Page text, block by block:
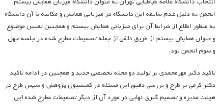
انجمن به دلیل عدم سابقه این دانشگاه در میزبانی همایش و مکاتبه با آن دانشگاه
به منظور اطلاع از شرایط آن برای میزبانی همایش بیستم و همچنین تعیین موضوع
و عنوان همایش بیستم از طریق دلفی از جمله تصمیمات مطرح شده در جلسه چهل
و سوم انجمن بود.
تاکید دکتر مهرمحمدی بر تولید دو مجله تخصصی جدید و همچنین در ادامه تاکید
دکتر کرمی بر طرح و بررسی دقیق این مسئله در کمیسیون پژوهش و سپس طرح در
هیئت مدیره و تصمیم گیری نهایی در مورد آن از دیگر تصمیمات مطرح شده این